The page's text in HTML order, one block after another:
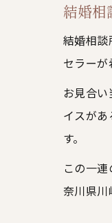
結婚相
結婚相談
セラーが
お見合
イスが
す。
この一
奈川県川